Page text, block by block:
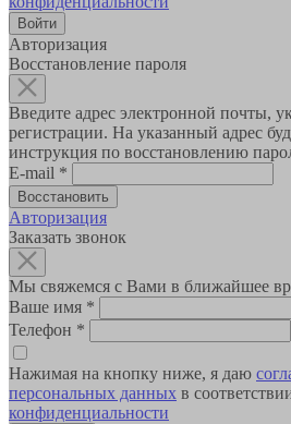
Авторизация
Восстановление пароля
Введите адрес электронной почты,
регистрации. На указанный адрес
инструкция по восстановлению
E-mail *
Авторизация
Заказать звонок
Мы свяжемся с Вами в ближайшее
Ваше имя *
Телефон *
Нажимая на кнопку ниже, я даю
персональных данных в
конфиденциальности